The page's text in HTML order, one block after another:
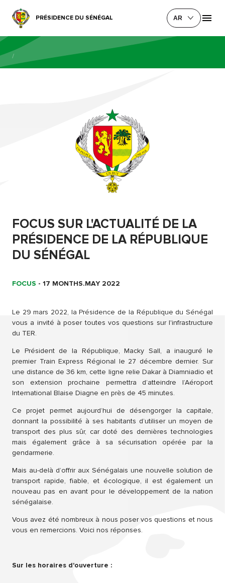
PRÉSIDENCE DU SÉNÉGAL AR
/
FOCUS SUR L'ACTUALITÉ DE LA
PRÉSIDENCE DE LA RÉPUBLIQUE
DU SÉNÉGAL
FOCUS - 17 MONTHS.MAY 2022
Le 29 mars 2022, la Présidence de la République du Sénégal
vous a invité à poser toutes vos questions sur l'infrastructure
du TER.
Le Président de la République, Macky Sall, a inauguré le
premier Train Express Régional le 27 décembre dernier. Sur
une distance de 36 km, cette ligne relie Dakar à Diamniadio et
son extension prochaine permettra d’atteindre l’Aéroport
International Blaise Diagne en près de 45 minutes.
Ce projet permet aujourd’hui de désengorger la capitale,
donnant la possibilité à ses habitants d’utiliser un moyen de
transport des plus sûr, car doté des dernières technologies
mais également grâce à sa sécurisation opérée par la
gendarmerie.
Mais au-delà d’offrir aux Sénégalais une nouvelle solution de
transport rapide, fiable, et écologique, il est également un
nouveau pas en avant pour le développement de la nation
sénégalaise.
Vous avez été nombreux à nous poser vos questions et nous
vous en remercions. Voici nos réponses.
Sur les horaires d'ouverture :